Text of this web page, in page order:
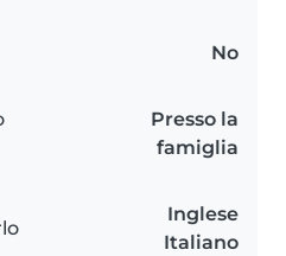
No
Presso la
famiglia
Inglese
Italiano